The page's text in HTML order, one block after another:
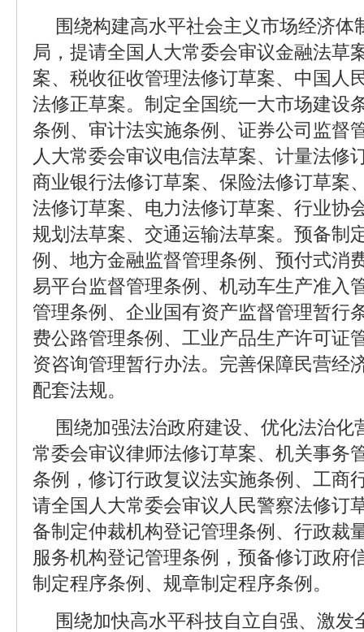
围绕构建高水平社会主义市场经济体
局，提请全国人大常委会审议金融法草
案、税收征收管理法修订草案、中国人
法修正草案。制定全国统一大市场建设
条例、审计法实施条例、证券公司监督
人大常委会审议电信法草案、计量法修
商业银行法修订草案、保险法修订草案
法修订草案、电力法修订草案、行业协
规划法草案、交通运输法草案。预备制
例、地方金融监督管理条例、预付式消
易平台监督管理条例、机动车生产准入
管理条例、企业国有资产监督管理暂行
费公路管理条例、工业产品生产许可证
资咨询管理暂行办法。完善保障民营经
配套法规。
围绕加强法治政府建设、优化法治化
常委会审议律师法修订草案、机关事务
条例，修订行政复议法实施条例、工商
请全国人大常委会审议人民警察法修订
备制定仲裁机构登记管理条例、行政裁
服务机构登记管理条例，预备修订政府
制定程序条例、规章制定程序条例。
围绕加快高水平科技自立自强、激发